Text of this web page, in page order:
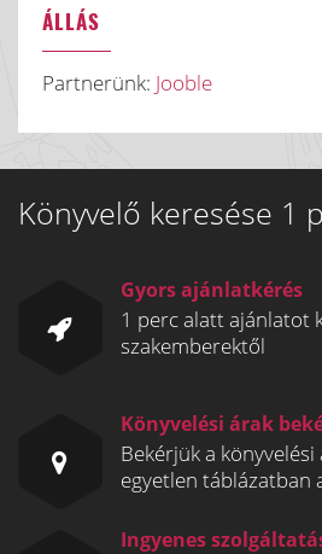
ÁLLÁS
Partnerünk: Jooble
Könyvelő keresése 1
Gyors ajánlatkérés
1 perc alatt ajánlatot
szakemberektől
Könyvelési árak
Bekérjük a
egyetlen táblázatban
Ingyenes